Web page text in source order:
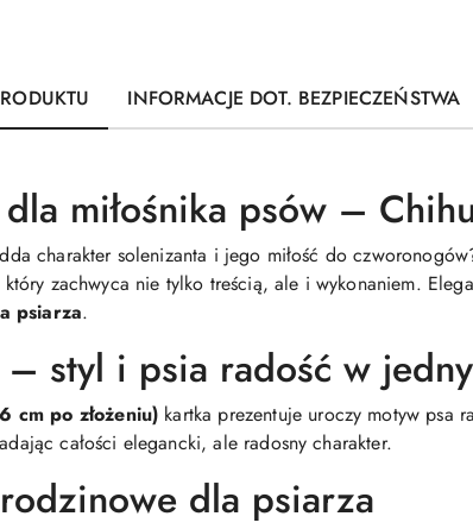
INFORMACJE DOT. BEZPIECZEŃSTWA
miłośnika psów –
charakter solenizanta i jego miłość do
zachwyca nie tylko treścią, ale i wykonaniem.
psiarza.
styl i psia radość w
cm po złożeniu) kartka prezentuje uroczy motyw psa
całości elegancki, ale radosny charakter.
dla psiarza